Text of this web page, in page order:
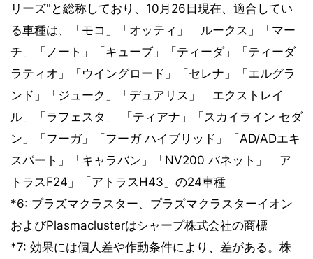
リーズ"と総称しており、10月26日現在、適合してい
る車種は、「モコ」「オッティ」「ルークス」「マー
チ」「ノート」「キューブ」「ティーダ」「ティーダ
ラティオ」「ウイングロード」「セレナ」「エルグラ
ンド」「ジューク」「デュアリス」「エクストレイ
ル」「ラフェスタ」 「ティアナ」「スカイライン セダ
ン」「フーガ」「フーガ ハイブリッド」「AD/ADエキ
スパート」「キャラバン」「NV200 バネット」「ア
トラスF24」「アトラスH43」の24車種
*6: プラズマクラスター、プラズマクラスターイオン
およびPlasmaclusterはシャープ株式会社の商標
*7: 効果には個人差や作動条件により、差がある。株